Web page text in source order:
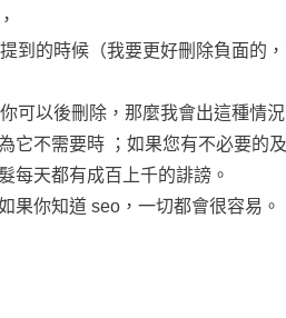
到的時候（我要更好刪除負面的
可以後刪除，那麼我會出這種情況
它不需要時 ；如果您有不必要的及
每天都有成百上千的誹謗。
果你知道 seo，一切都會很容易。